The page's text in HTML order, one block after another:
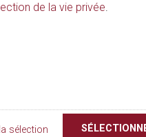
de la vie privée.
sélection